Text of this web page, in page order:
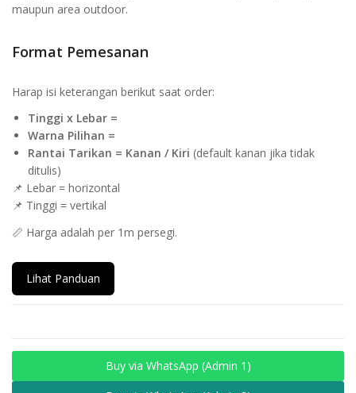
maupun area outdoor.
Format Pemesanan
Harap isi keterangan berikut saat order:
Tinggi x Lebar =
Warna Pilihan =
Rantai Tarikan = Kanan / Kiri (default kanan jika tidak
ditulis)
📌 Lebar = horizontal
📌 Tinggi = vertikal
📏 Harga adalah per 1m persegi.
Lihat Panduan
Buy via WhatsApp (Admin 1)